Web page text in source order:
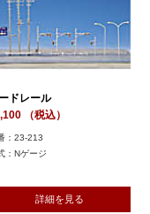
信号・方向板
¥1,210 （税込）
品番：23-214
型式：Nゲージ